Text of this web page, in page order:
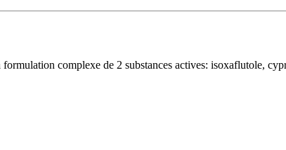
formulation complexe de 2 substances actives: isoxaflutole,